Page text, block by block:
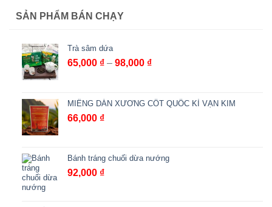
SẢN PHẨM BÁN CHẠY
Trà sâm dứa
65,000 ₫ – 98,000 ₫Khoảng
65,000 ₫
MIẾNG DÁN XƯƠNG CỐT QUỐC KÌ VẠN KIM
66,000 ₫
Bánh tráng chuối dừa nướng
92,000 ₫